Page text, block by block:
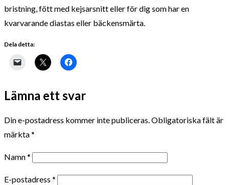
bristning, fött med kejsarsnitt eller för dig som har en
kvarvarande diastas eller bäckensmärta.
Dela detta:
Lämna ett svar
Din e-postadress kommer inte publiceras.Obligatoriska fält är
märkta*
Namn*
E-postadress *